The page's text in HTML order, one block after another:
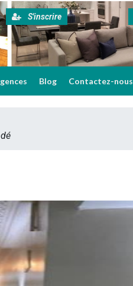
S'inscrire
Blog Contactez-nous